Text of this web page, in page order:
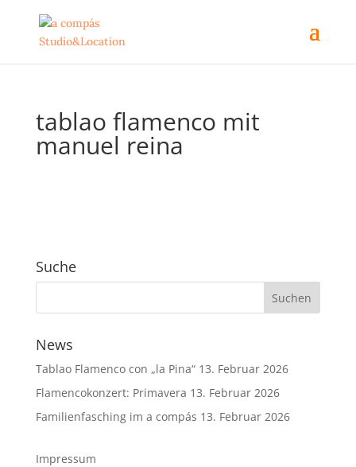
tablao flamenco mit
manuel reina
Suche
News
Tablao Flamenco con „la Pina“ 13. Februar 2026
Flamencokonzert: Primavera 13. Februar 2026
Familienfasching im a compás 13. Februar 2026
Impressum